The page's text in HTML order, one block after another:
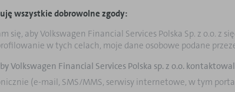
wszystkie dobrowolne zgody:
się, aby Volkswagen Financial Services Polska Sp. z o.o.
w tych celach, moje dane osobowe podane
Volkswagen Financial Services Polska sp. z o.o.
(e-mail, SMS/MMS, serwisy internetowe, w tym